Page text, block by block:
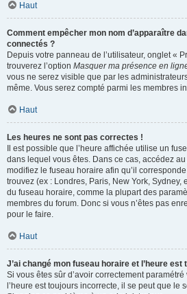
Haut
Comment empêcher mon nom d’apparaître
connectés ?
Depuis votre panneau de l’utilisateur, onglet «
trouverez l’option Masquer ma présence en
vous ne serez visible que par les
même. Vous serez compté parmi les membres
Haut
Les heures ne sont pas correctes !
Il est possible que l’heure affichée utilise un
dans lequel vous êtes. Dans ce cas, accédez au
modifiez le fuseau horaire afin qu’il
trouvez (ex : Londres, Paris, New York, Sydney,
du fuseau horaire, comme la plupart des
membres du forum. Donc si vous n’êtes pas
pour le faire.
Haut
J’ai changé mon fuseau horaire et l’heure
Si vous êtes sûr d’avoir correctement
l’heure est toujours incorrecte, il se peut que le